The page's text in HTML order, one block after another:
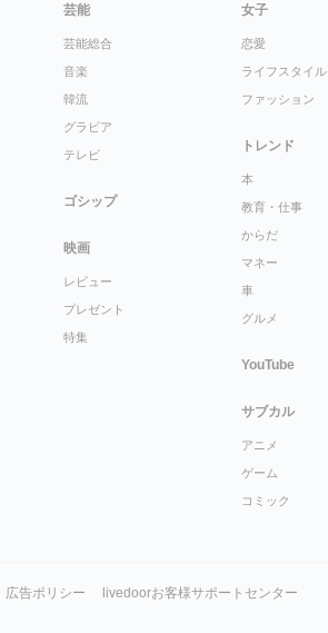
芸能
芸能総合
音楽
韓流
グラビア
テレビ
ゴシップ
映画
レビュー
プレゼント
特集
女子
恋愛
ライフスタイル
ファッション
トレンド
本
教育・仕事
からだ
マネー
車
グルメ
YouTube
サブカル
アニメ
ゲーム
コミック
広告ポリシー livedoorお客様サポートセンター